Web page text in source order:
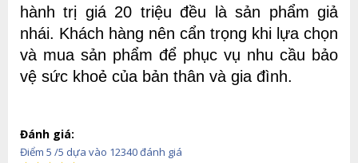
hành trị giá 20 triệu đều là sản phẩm giả
nhái. Khách hàng nên cẩn trọng khi lựa chọn
và mua sản phẩm để phục vụ nhu cầu bảo
vệ sức khoẻ của bản thân và gia đình.
Đánh giá:
Điểm 5 /5 dựa vào 12340đánh giá